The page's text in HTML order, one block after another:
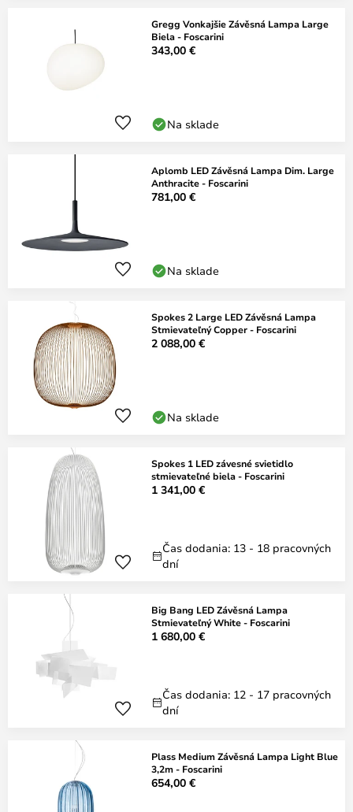
Gregg Vonkajšie Závěsná Lampa Large
Biela - Foscarini
343,00 €
Na sklade
Aplomb LED Závěsná Lampa Dim. Large
Anthracite - Foscarini
781,00 €
Na sklade
Spokes 2 Large LED Závěsná Lampa
Stmievateľný Copper - Foscarini
2 088,00 €
Na sklade
Spokes 1 LED závesné svietidlo
stmievateľné biela - Foscarini
1 341,00 €
Čas dodania: 13 - 18 pracovných
dní
Big Bang LED Závěsná Lampa
Stmievateľný White - Foscarini
1 680,00 €
Čas dodania: 12 - 17 pracovných
dní
Plass Medium Závěsná Lampa Light Blue
3,2m - Foscarini
654,00 €